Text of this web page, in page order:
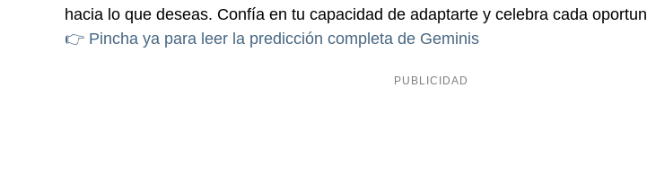
hacia lo que deseas. Confía en tu capacidad de adaptarte y celebra cada
👉 Pincha ya para leer la predicción completa de Geminis